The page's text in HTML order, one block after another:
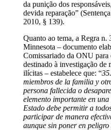
da punição dos
devida reparação”
2010, § 139).
Quanto ao tema, a Regra n.
Minnesota – documento
Comissariado da ONU
destinado à investigação de
ilícitas – estabelece que: “35.
miembros de la familia y
persona fallecida o
elemento importante en
Estado debe permitir a
participar de manera
aunque sin poner en